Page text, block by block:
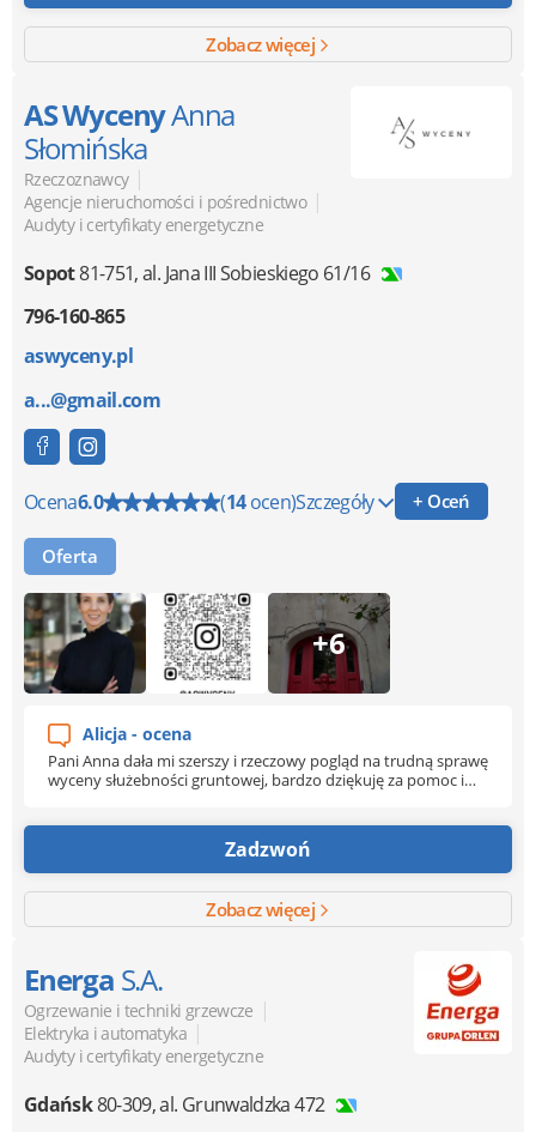
Zobacz więcej
AS WycenyAnna
Słomińska
Rzeczoznawcy |
Agencje nieruchomości i pośrednictwo |
Audyty i certyfikaty energetyczne
Sopot81-751,al. Jana III Sobieskiego 61/16
796-160-865
aswyceny.pl
a...@gmail.com
Ocena6.0 (14ocen)Szczegóły + Oceń
Oferta
+6
Alicja - ocena
Pani Anna dała mi szerszy i rzeczowy pogląd na trudną sprawę
wyceny służebności gruntowej, bardzo dziękuję za pomoc i
Zadzwoń
Zobacz więcej
Energa S.A.
Ogrzewanie i techniki grzewcze |
Elektryka i automatyka |
Audyty i certyfikaty energetyczne
Gdańsk80-309,al. Grunwaldzka 472